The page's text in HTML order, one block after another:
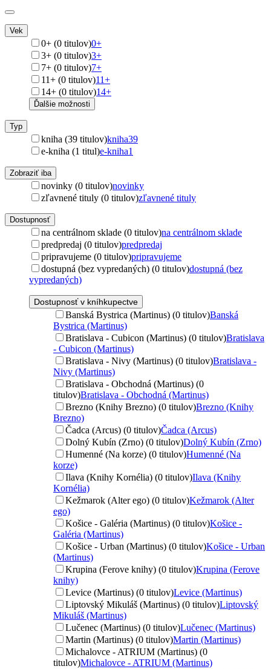
Vek
0+ (0 titulov)0+
3+ (0 titulov)3+
7+ (0 titulov)7+
11+ (0 titulov)11+
14+ (0 titulov)14+
Ďalšie možnosti
Typ
kniha (39 titulov)kniha39
e-kniha (1 titul)e-kniha1
Zobraziť iba
novinky (0 titulov)novinky
zľavnené tituly (0 titulov)zľavnené tituly
Dostupnosť
na centrálnom sklade (0 titulov)na centrálnom sklade
predpredaj (0 titulov)predpredaj
pripravujeme (0 titulov)pripravujeme
dostupná (bez vypredaných) (0 titulov)dostupná (bez
vypredaných)
Dostupnosť v kníhkupectve
Banská Bystrica (Martinus) (0 titulov)Banská
Bystrica (Martinus)
Bratislava - Cubicon (Martinus) (0 titulov)Bratislava
- Cubicon (Martinus)
Bratislava - Nivy (Martinus) (0 titulov)Bratislava -
Nivy (Martinus)
Bratislava - Obchodná (Martinus) (0
titulov)Bratislava - Obchodná (Martinus)
Brezno (Knihy Brezno) (0 titulov)Brezno (Knihy
Brezno)
Čadca (Arcus) (0 titulov)Čadca (Arcus)
Dolný Kubín (Zrno) (0 titulov)Dolný Kubín (Zrno)
Humenné (Na korze) (0 titulov)Humenné (Na
korze)
Ilava (Knihy Kornélia) (0 titulov)Ilava (Knihy
Kornélia)
Kežmarok (Alter ego) (0 titulov)Kežmarok (Alter
ego)
Košice - Galéria (Martinus) (0 titulov)Košice -
Galéria (Martinus)
Košice - Urban (Martinus) (0 titulov)Košice - Urban
(Martinus)
Krupina (Ferove knihy) (0 titulov)Krupina (Ferove
knihy)
Levice (Martinus) (0 titulov)Levice (Martinus)
Liptovský Mikuláš (Martinus) (0 titulov)Liptovský
Mikuláš (Martinus)
Lučenec (Martinus) (0 titulov)Lučenec (Martinus)
Martin (Martinus) (0 titulov)Martin (Martinus)
Michalovce - ATRIUM (Martinus) (0
titulov)Michalovce - ATRIUM (Martinus)